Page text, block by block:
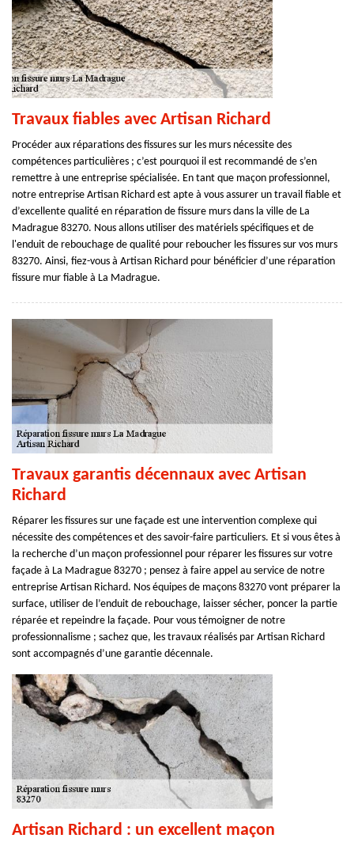
Travaux fiables avec Artisan Richard
Procéder aux réparations des fissures sur les murs nécessite des
compétences particulières ; c’est pourquoi il est recommandé de s’en
remettre à une entreprise spécialisée. En tant que maçon professionnel,
notre entreprise Artisan Richard est apte à vous assurer un travail fiable et
d’excellente qualité en réparation de fissure murs dans la ville de La
Madrague 83270. Nous allons utiliser des matériels spécifiques et de
l'enduit de rebouchage de qualité pour reboucher les fissures sur vos murs
83270. Ainsi, fiez-vous à Artisan Richard pour bénéficier d’une réparation
fissure mur fiable à La Madrague.
Travaux garantis décennaux avec Artisan
Richard
Réparer les fissures sur une façade est une intervention complexe qui
nécessite des compétences et des savoir-faire particuliers. Et si vous êtes à
la recherche d’un maçon professionnel pour réparer les fissures sur votre
façade à La Madrague 83270 ; pensez à faire appel au service de notre
entreprise Artisan Richard. Nos équipes de maçons 83270 vont préparer la
surface, utiliser de l’enduit de rebouchage, laisser sécher, poncer la partie
réparée et repeindre la façade. Pour vous témoigner de notre
professionnalisme ; sachez que, les travaux réalisés par Artisan Richard
sont accompagnés d’une garantie décennale.
Artisan Richard : un excellent maçon